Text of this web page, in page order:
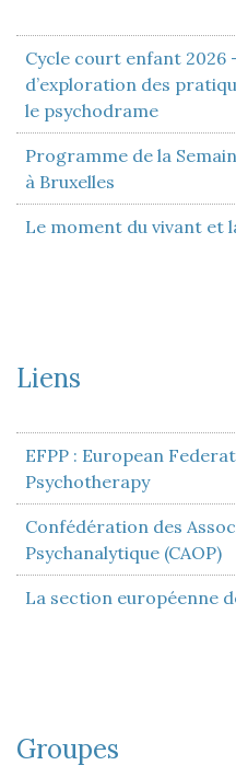
Cycle court enfant 2026
d’exploration des
le psychodrame
Programme de la
à Bruxelles
Le moment du vivant et
Liens
EFPP : European
Psychotherapy
Confédération des
Psychanalytique (CAOP)
La section européenne
Groupes